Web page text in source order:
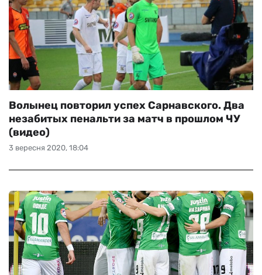
3 вересня 2020, 18:04
Волынец повторил успех Сарнавского. Два
незабитых пенальти за матч в прошлом ЧУ
(видео)